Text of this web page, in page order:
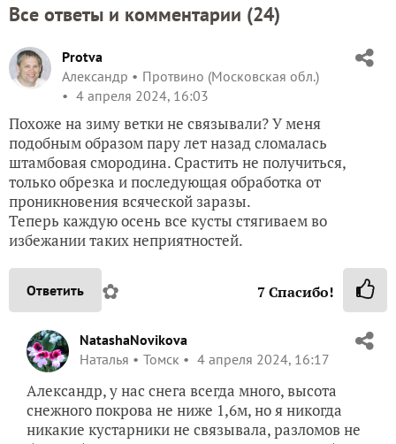
Все ответы и комментарии (24)
Protva
Александр
Протвино (Московская обл.)
4 апреля 2024, 16:03
Похоже на зиму ветки не связывали? У меня
подобным образом пару лет назад сломалась
штамбовая смородина. Срастить не получиться,
только обрезка и последующая обработка от
проникновения всяческой заразы.
Теперь каждую осень все кусты стягиваем во
избежании таких неприятностей.
Ответить ✿ 7Спасибо!
NatashaNovikova
Наталья
Томск 4 апреля 2024, 16:17
Александр, у нас снега всегда много, высота
снежного покрова не ниже 1,6м, но я никогда
никакие кустарники не связывала, разломов не